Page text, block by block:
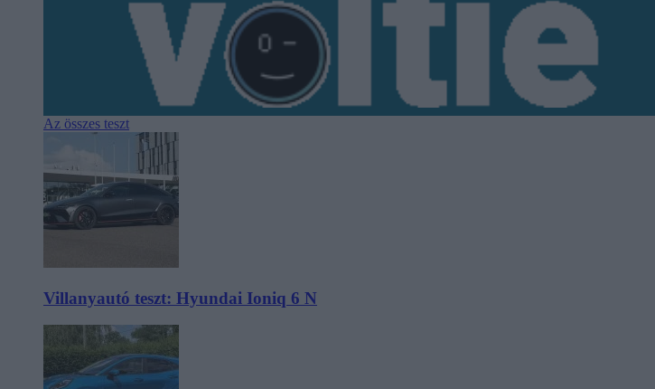
Az összes teszt
Villanyautó teszt: Hyundai Ioniq 6 N